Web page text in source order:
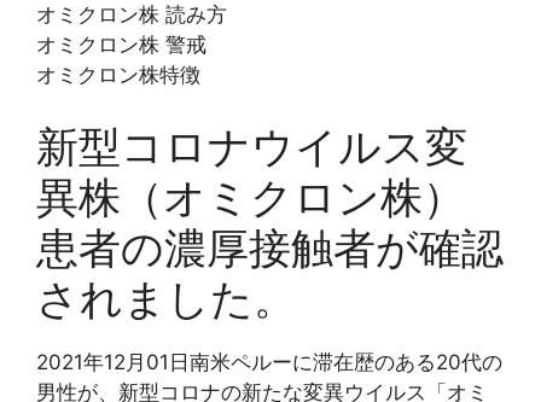
オミクロン株 読み方
オミクロン株 警戒
オミクロン株特徴
新型コロナウイルス変
異株（オミクロン株）
患者の濃厚接触者が確認
されました。
2021年12月01日南米ペルーに滞在歴のある20代の
男性が、新型コロナの新たな変異ウイルス「オミ